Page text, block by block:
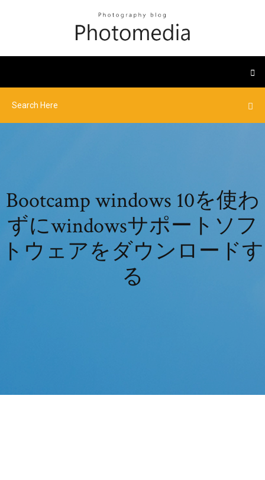
Bootcamp windows 10を使わ
ずにwindowsサポートソフ
トウェアをダウンロードす
る